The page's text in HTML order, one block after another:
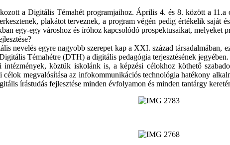
a Digitális Témahét programjaihoz. Április 4. és 8. között a
plakátot terveznek, a program végén pedig értékelik saját
egy-egy városhoz és íróhoz kapcsolódó prospektusaikat, melyeket
nevelés egyre nagyobb szerepet kap a XXI. század társadalmában,
Témahétre (DTH) a digitális pedagógia terjesztésének jegyében.
köztük iskolánk is, a képzési célokhoz köthető
célok megvalósítása az infokommunikációs technológia hatékony
írástudás fejlesztése minden évfolyamon és minden tantárgy